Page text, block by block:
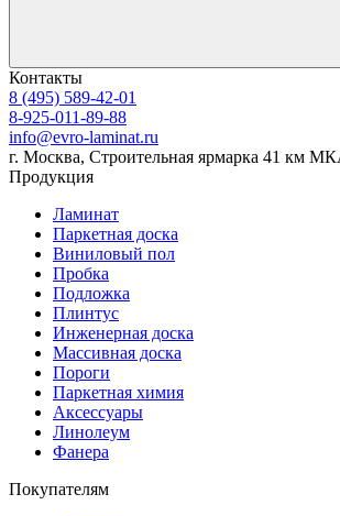
Контакты
8 (495) 589-42-01
8-925-011-89-88
info@evro-laminat.ru
г. Москва, Строительная ярмарка 41 км
Продукция
Ламинат
Паркетная доска
Виниловый пол
Пробка
Подложка
Плинтус
Инженерная доска
Массивная доска
Пороги
Паркетная химия
Аксессуары
Линолеум
Фанера
Покупателям